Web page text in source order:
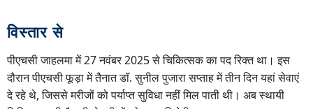
विस्तार से
पीएचसी जाहलमा में 27 नवंबर 2025 से चिकित्सक का पद रिक्त था। इस
दौरान पीएचसी फूड़ा में तैनात डॉ. सुनील पुजारा सप्ताह में तीन दिन यहां सेवाएं
दे रहे थे, जिससे मरीजों को पर्याप्त सुविधा नहीं मिल पाती थी। अब स्थायी